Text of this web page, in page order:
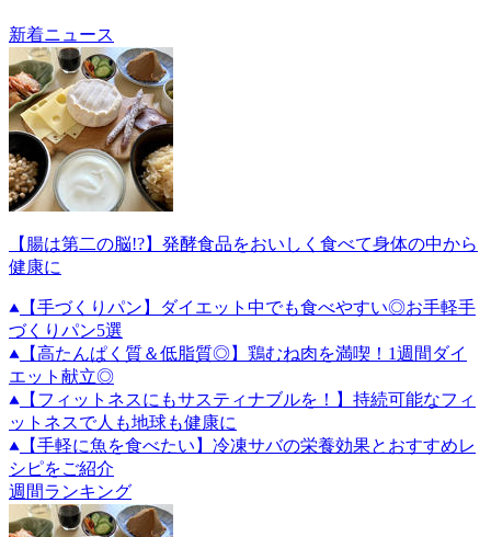
新着ニュース
【腸は第二の脳!?】発酵食品をおいしく食べて身体の中から
健康に
【手づくりパン】ダイエット中でも食べやすい◎お手軽手
づくりパン5選
【高たんぱく質＆低脂質◎】鶏むね肉を満喫！1週間ダイ
エット献立◎
【フィットネスにもサスティナブルを！】持続可能なフィ
ットネスで人も地球も健康に
【手軽に魚を食べたい】冷凍サバの栄養効果とおすすめレ
シピをご紹介
週間ランキング